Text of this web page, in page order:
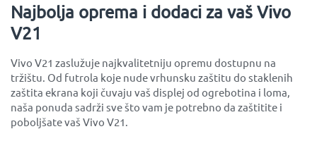
Najbolja oprema i dodaci za vaš Vivo
V21
Vivo V21 zaslužuje najkvalitetniju opremu dostupnu na
tržištu. Od futrola koje nude vrhunsku zaštitu do staklenih
zaštita ekrana koji čuvaju vaš displej od ogrebotina i loma,
naša ponuda sadrži sve što vam je potrebno da zaštitite i
poboljšate vaš Vivo V21.